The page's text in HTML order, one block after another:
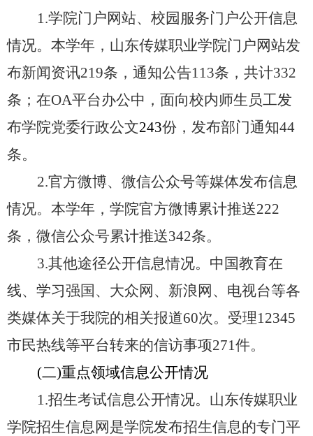
1 .学院门户网站、校园服务门户公开信息
情况。本学年，山东传媒职业学院门户网站发
布新闻资讯219条，通知公告113条，共计332
条；在OA平台办公中，面向校内师生员工发
布学院党委行政公文243份，发布部门通知44
条。
2.官方微博、微信公众号等媒体发布信息
情况。本学年，学院官方微博累计推送222
条，微信公众号累计推送342条。
3.其他途径公开信息情况。中国教育在
线、学习强国、大众网、新浪网、电视台等各
类媒体关于我院的相关报道60次。受理12345
市民热线等平台转来的信访事项271件。
(二)重点领域信息公开情况
1 .招生考试信息公开情况。山东传媒职业
学院招生信息网是学院发布招生信息的专门平